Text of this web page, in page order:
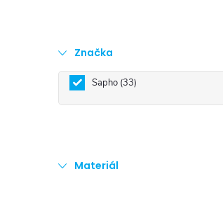
n
e
l
Značka
Sapho 33
Materiál